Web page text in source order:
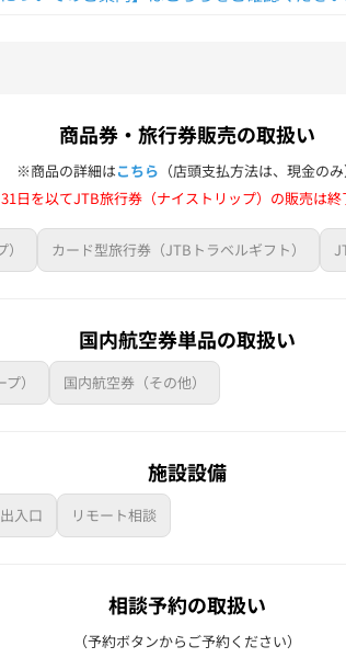
商品券・旅行券販売の取扱い
※商品の詳細はこちら （店頭支払方法は、現金のみ
日を以てJTB旅行券（ナイストリップ）の販売は終
カード型旅行券（JTBトラベルギフト）
国内航空券単品の取扱い
） 国内航空券（その他）
施設設備
入口 リモート相談
相談予約の取扱い
（予約ボタンからご予約ください）